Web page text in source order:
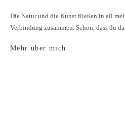
Die Natur und die Kunst fließen in all
Verbindung zusammen. Schön, dass du
Mehr über mich